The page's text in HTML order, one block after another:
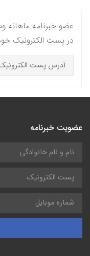
عضو خبرنامه ماهانه
در پست الکترونیک
عضویت خبرنامه